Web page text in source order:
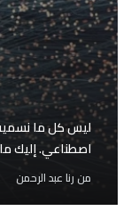
ليس كل ما
اصطناعي. إليك
من رنا عبد الرحمن